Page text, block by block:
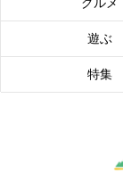
遊ぶ
特集